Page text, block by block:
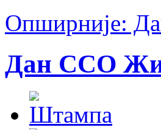
Опширније:
Дан ССО